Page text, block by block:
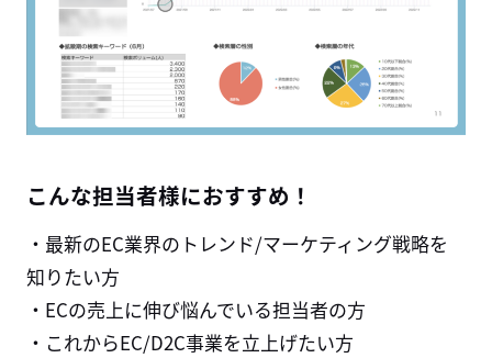
こんな担当者様におすすめ！
・最新のEC業界のトレンド/マーケティング戦略を
知りたい方
・ECの売上に伸び悩んでいる担当者の方
・これからEC/D2C事業を立上げたい方